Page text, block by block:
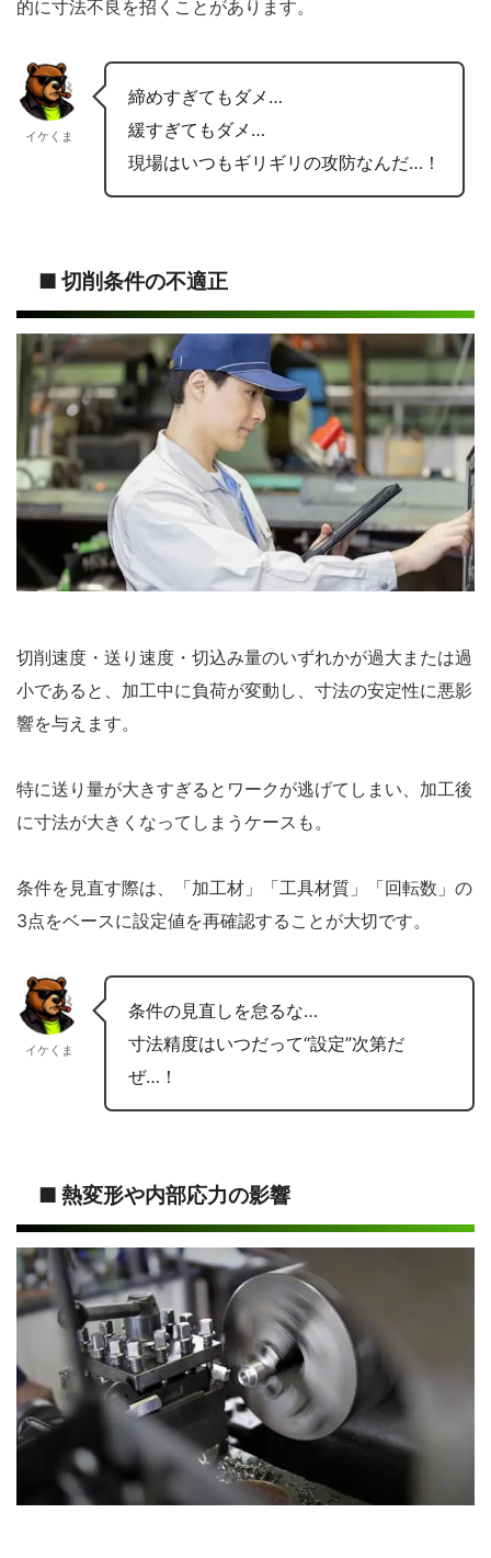
的に寸法不良を招くことがあります。
イケくま
締めすぎてもダメ…
緩すぎてもダメ…
現場はいつもギリギリの攻防なんだ…！
■ 切削条件の不適正
切削速度・送り速度・切込み量のいずれかが過大または過
小であると、加工中に負荷が変動し、寸法の安定性に悪影
響を与えます。
特に送り量が大きすぎるとワークが逃げてしまい、加工後
に寸法が大きくなってしまうケースも。
条件を見直す際は、「加工材」「工具材質」「回転数」の
3点をベースに設定値を再確認することが大切です。
イケくま
条件の見直しを怠るな…
寸法精度はいつだって“設定”次第だ
ぜ…！
■ 熱変形や内部応力の影響